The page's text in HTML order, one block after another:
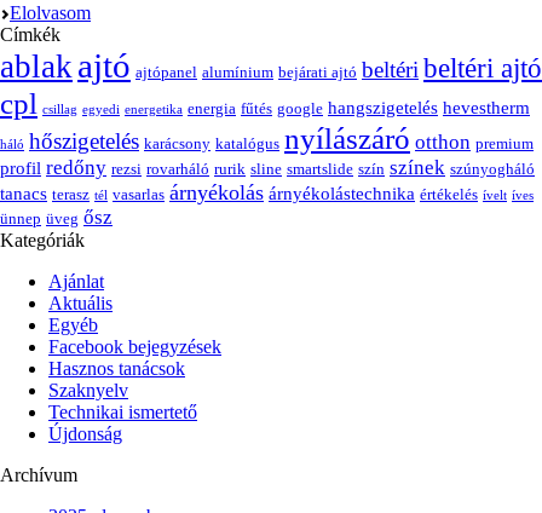
Elolvasom
Címkék
ablak ajtó ajtópanel alumínium bejárati ajtó beltéri beltéri ajtó
cpl csillag egyedi energetika energia fűtés google hangszigetelés hevestherm
háló hőszigetelés karácsony katalógus nyílászáró otthon premium
profil redőny rezsi rovarháló rurik sline smartslide szín színek szúnyogháló
tanacs terasz tél vasarlas árnyékolás árnyékolástechnika értékelés ívelt íves
ünnep üveg ősz
Kategóriák
Ajánlat
Aktuális
Egyéb
Facebook bejegyzések
Hasznos tanácsok
Szaknyelv
Technikai ismertető
Újdonság
Archívum